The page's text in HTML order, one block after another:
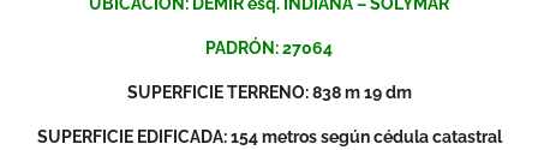
PADRÓN : 27064
SUPERFICIE TERRENO: 838 m 19 dm
SUPERFICIE EDIFICADA: 154 metros según cédula catastral